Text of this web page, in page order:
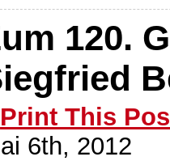
120.
Print This
6th, 2012